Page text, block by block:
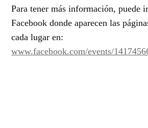
Para tener más información, puede
Facebook donde aparecen las
cada lugar en:
www.facebook.com/events/